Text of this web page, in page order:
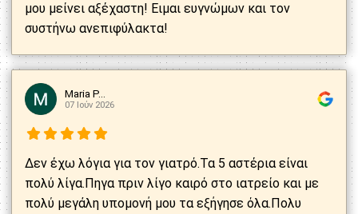
μου μείνει αξέχαστη! Ειμαι ευγνώμων και τον
συστήνω ανεπιφύλακτα!
Maria P...
07 Ιούν 2026
Δεν έχω λόγια για τον γιατρό.Τα 5 αστέρια είναι
πολύ λίγα.Πηγα πριν λίγο καιρό στο ιατρείο και με
πολύ μεγάλη υπομονή μου τα εξήγησε όλα.Πολυ